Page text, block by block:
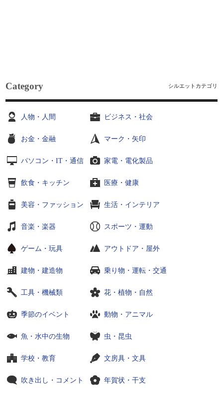
Category シルエットカテゴリ
人物・人間 ビジネス・社会
お金・金融 マーク・矢印
パソコン・IT・通信 家電・電化製品
飲食・キッチン 医療・健康
美容・ファッション 生活・インテリア
音楽・楽器 スポーツ・運動
ゲーム・玩具 アウトドア・屋外
建物・建造物 乗り物・運転・交通
工具・機械類 花・植物・自然
季節のイベント 動物・アニマル
魚・水中の生物 虫・昆虫
学校・教育 文房具・文具
吹き出し・コメント 年賀状・干支